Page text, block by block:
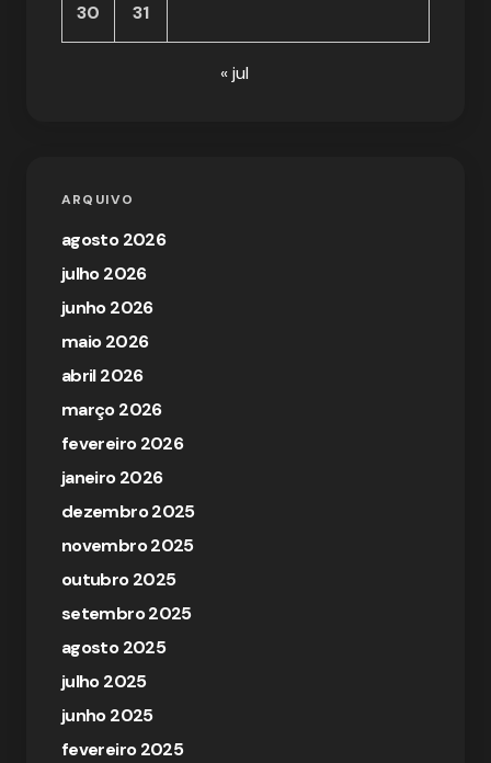
30 31
« jul
ARQUIVO
agosto 2026
julho 2026
junho 2026
maio 2026
abril 2026
março 2026
fevereiro 2026
janeiro 2026
dezembro 2025
novembro 2025
outubro 2025
setembro 2025
agosto 2025
julho 2025
junho 2025
fevereiro 2025